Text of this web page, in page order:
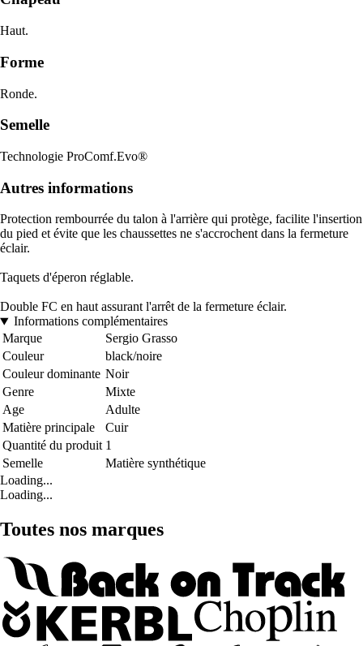
Haut.
Forme
Ronde.
Semelle
Technologie ProComf.Evo®
Autres informations
Protection rembourrée du talon à l'arrière qui protège, facilite l'insertion
du pied et évite que les chaussettes ne s'accrochent dans la fermeture
éclair.
Taquets d'éperon réglable.
Double FC en haut assurant l'arrêt de la fermeture éclair.
Informations complémentaires
Marque
Sergio Grasso
Couleur
black/noire
Couleur dominante Noir
Genre
Mixte
Age
Adulte
Matière principale
Cuir
Quantité du produit 1
Semelle
Matière synthétique
Loading...
Loading...
Toutes nos marques